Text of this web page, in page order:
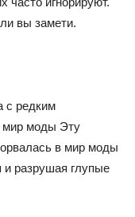
вы замети.
с редким
мир моды Эту
в мир моды
и разрушая глупые